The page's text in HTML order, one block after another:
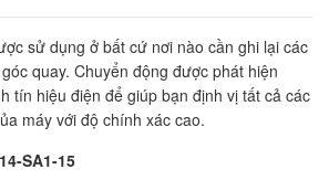
sử dụng ở bất cứ nơi nào cần ghi lại các
quay. Chuyển động được phát hiện
tín hiệu điện để giúp bạn định vị tất cả các
máy với độ chính xác cao.
SA1-15